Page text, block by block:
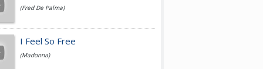
Simone Cristicchi
(Fred De Palma)
I Feel So Free
(Madonna)